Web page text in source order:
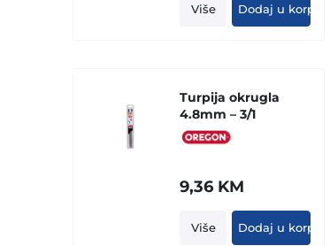
Više Dodaj u korpu
Turpija okrugla
4.8mm – 3/1
9,36 KM
Više Dodaj u korpu